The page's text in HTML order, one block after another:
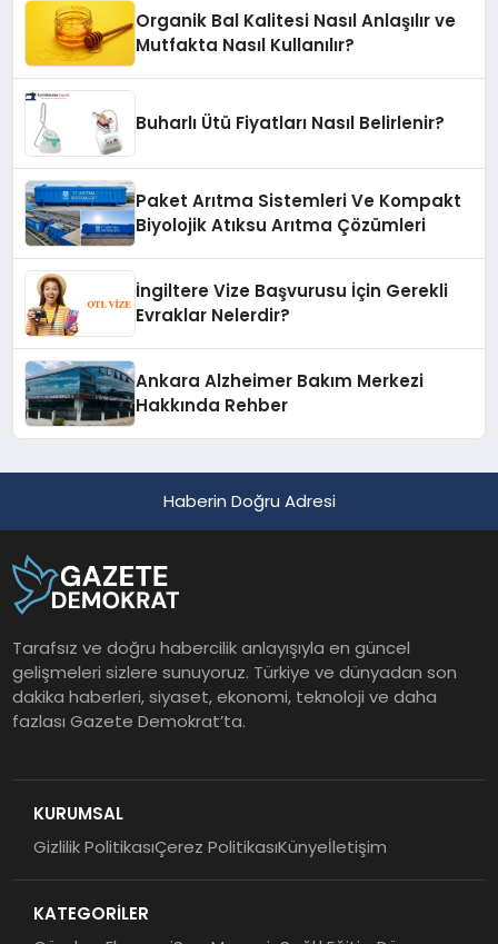
Organik Bal Kalitesi Nasıl Anlaşılır ve
Mutfakta Nasıl Kullanılır?
Buharlı Ütü Fiyatları Nasıl Belirlenir?
Paket Arıtma Sistemleri Ve Kompakt
Biyolojik Atıksu Arıtma Çözümleri
İngiltere Vize Başvurusu İçin Gerekli
Evraklar Nelerdir?
Ankara Alzheimer Bakım Merkezi
Hakkında Rehber
Haberin Doğru Adresi
Tarafsız ve doğru habercilik anlayışıyla en güncel
gelişmeleri sizlere sunuyoruz. Türkiye ve dünyadan son
dakika haberleri, siyaset, ekonomi, teknoloji ve daha
fazlası Gazete Demokrat’ta.
KURUMSAL
Gizlilik PolitikasıÇerez PolitikasıKünyeİletişim
KATEGORİLER